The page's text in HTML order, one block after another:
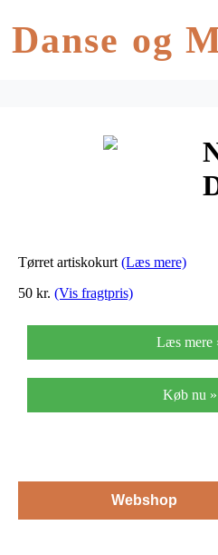
Danse og
Tørret artiskokurt (Læs mere)
50 kr. (Vis fragtpris)
Læs mere
Køb nu »
Webshop